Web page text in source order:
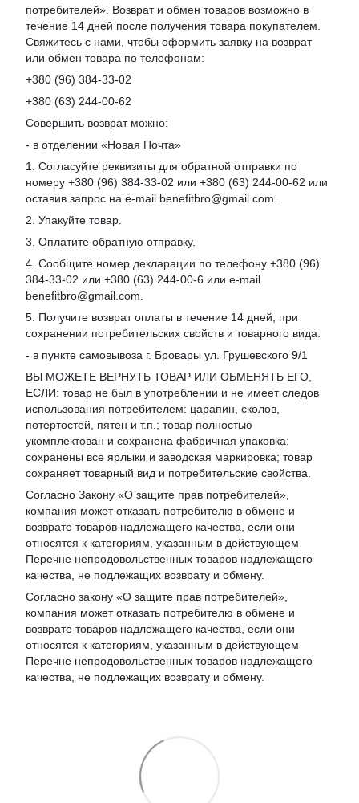
потребителей». Возврат и обмен товаров возможно в
течение 14 дней после получения товара покупателем.
Свяжитесь с нами, чтобы оформить заявку на возврат
или обмен товара по телефонам:
+380 (96) 384-33-02
+380 (63) 244-00-62
Совершить возврат можно:
- в отделении «Новая Почта»
1. Согласуйте реквизиты для обратной отправки по
номеру +380 (96) 384-33-02 или +380 (63) 244-00-62 или
оставив запрос на e-mail benefitbro@gmail.com.
2. Упакуйте товар.
3. Оплатите обратную отправку.
4. Сообщите номер декларации по телефону +380 (96)
384-33-02 или +380 (63) 244-00-6 или e-mail
benefitbro@gmail.com.
5. Получите возврат оплаты в течение 14 дней, при
сохранении потребительских свойств и товарного вида.
- в пункте самовывоза г. Бровары ул. Грушевского 9/1
ВЫ МОЖЕТЕ ВЕРНУТЬ ТОВАР ИЛИ ОБМЕНЯТЬ ЕГО,
ЕСЛИ: товар не был в употреблении и не имеет следов
использования потребителем: царапин, сколов,
потертостей, пятен и т.п.; товар полностью
укомплектован и сохранена фабричная упаковка;
сохранены все ярлыки и заводская маркировка; товар
сохраняет товарный вид и потребительские свойства.
Согласно Закону «О защите прав потребителей»,
компания может отказать потребителю в обмене и
возврате товаров надлежащего качества, если они
относятся к категориям, указанным в действующем
Перечне непродовольственных товаров надлежащего
качества, не подлежащих возврату и обмену.
Согласно закону «О защите прав потребителей»,
компания может отказать потребителю в обмене и
возврате товаров надлежащего качества, если они
относятся к категориям, указанным в действующем
Перечне непродовольственных товаров надлежащего
качества, не подлежащих возврату и обмену.